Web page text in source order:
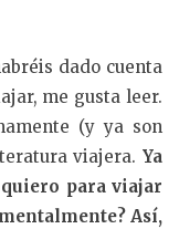
dado cuenta
me gusta leer.
(y ya son
viajera. Ya
para viajar
Así,